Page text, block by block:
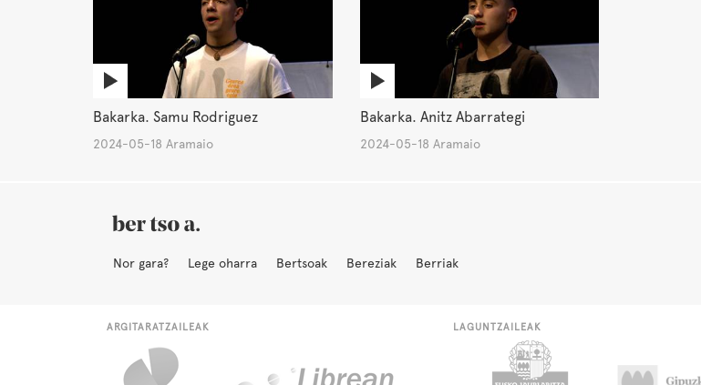
Bakarka. Samu Rodriguez
2024-05-18 Aramaio
Bakarka. Anitz Abarrategi
2024-05-18 Aramaio
Nor gara? Lege oharra Bertsoak Bereziak Berriak
ARGITARATZAILEAK LAGUNTZAILEAK